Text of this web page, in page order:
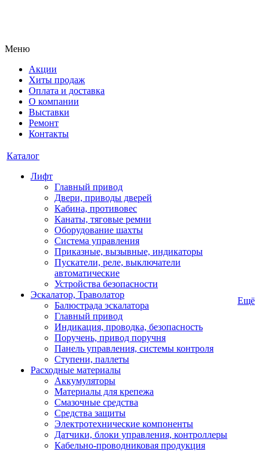
Меню
Акции
Хиты продаж
Оплата и доставка
О компании
Выставки
Ремонт
Контакты
Каталог
Лифт
Главный привод
Двери, приводы дверей
Кабина, противовес
Канаты, тяговые ремни
Оборудование шахты
Система управления
Приказные, вызывные, индикаторы
Пускатели, реле, выключатели
автоматические
Устройства безопасности
Эскалатор, Траволатор
Балюстрада эскалатора
Главный привод
Индикация, проводка, безопасность
Поручень, привод поручня
Панель управления, системы контроля
Ступени, паллеты
Расходные материалы
Аккумуляторы
Материалы для крепежа
Смазочные средства
Средства защиты
Электротехнические компоненты
Датчики, блоки управления, контроллеры
Кабельно-проводниковая продукция
Ещё